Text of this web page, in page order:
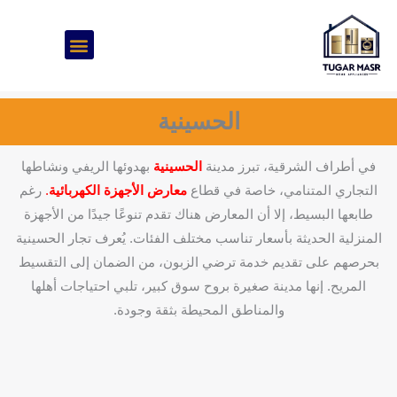
إلى
المحتوى
الحسينية
في أطراف الشرقية، تبرز مدينة الحسينية بهدوئها الريفي ونشاطها
التجاري المتنامي، خاصة في قطاع معارض الأجهزة الكهربائية. رغم
طابعها البسيط، إلا أن المعارض هناك تقدم تنوعًا جيدًا من الأجهزة
المنزلية الحديثة بأسعار تناسب مختلف الفئات. يُعرف تجار الحسينية
بحرصهم على تقديم خدمة ترضي الزبون، من الضمان إلى التقسيط
المريح. إنها مدينة صغيرة بروح سوق كبير، تلبي احتياجات أهلها
والمناطق المحيطة بثقة وجودة.